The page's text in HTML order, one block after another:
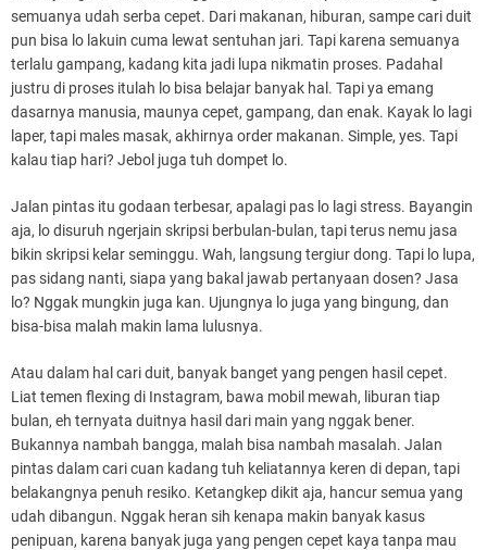
semuanya udah serba cepet. Dari makanan, hiburan, sampe cari duit
pun bisa lo lakuin cuma lewat sentuhan jari. Tapi karena semuanya
terlalu gampang, kadang kita jadi lupa nikmatin proses. Padahal
justru di proses itulah lo bisa belajar banyak hal. Tapi ya emang
dasarnya manusia, maunya cepet, gampang, dan enak. Kayak lo lagi
laper, tapi males masak, akhirnya order makanan. Simple, yes. Tapi
kalau tiap hari? Jebol juga tuh dompet lo.
Jalan pintas itu godaan terbesar, apalagi pas lo lagi stress. Bayangin
aja, lo disuruh ngerjain skripsi berbulan-bulan, tapi terus nemu jasa
bikin skripsi kelar seminggu. Wah, langsung tergiur dong. Tapi lo lupa,
pas sidang nanti, siapa yang bakal jawab pertanyaan dosen? Jasa
lo? Nggak mungkin juga kan. Ujungnya lo juga yang bingung, dan
bisa-bisa malah makin lama lulusnya.
Atau dalam hal cari duit, banyak banget yang pengen hasil cepet.
Liat temen flexing di Instagram, bawa mobil mewah, liburan tiap
bulan, eh ternyata duitnya hasil dari main yang nggak bener.
Bukannya nambah bangga, malah bisa nambah masalah. Jalan
pintas dalam cari cuan kadang tuh keliatannya keren di depan, tapi
belakangnya penuh resiko. Ketangkep dikit aja, hancur semua yang
udah dibangun. Nggak heran sih kenapa makin banyak kasus
penipuan, karena banyak juga yang pengen cepet kaya tanpa mau